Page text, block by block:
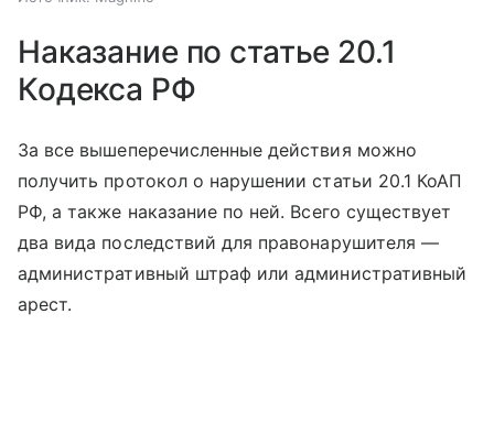
Наказание по статье 20.1
Кодекса РФ
За все вышеперечисленные действия можно
получить протокол о нарушении статьи 20.1 КоАП
РФ, а также наказание по ней. Всего существует
два вида последствий для правонарушителя —
административный штраф или административный
арест.